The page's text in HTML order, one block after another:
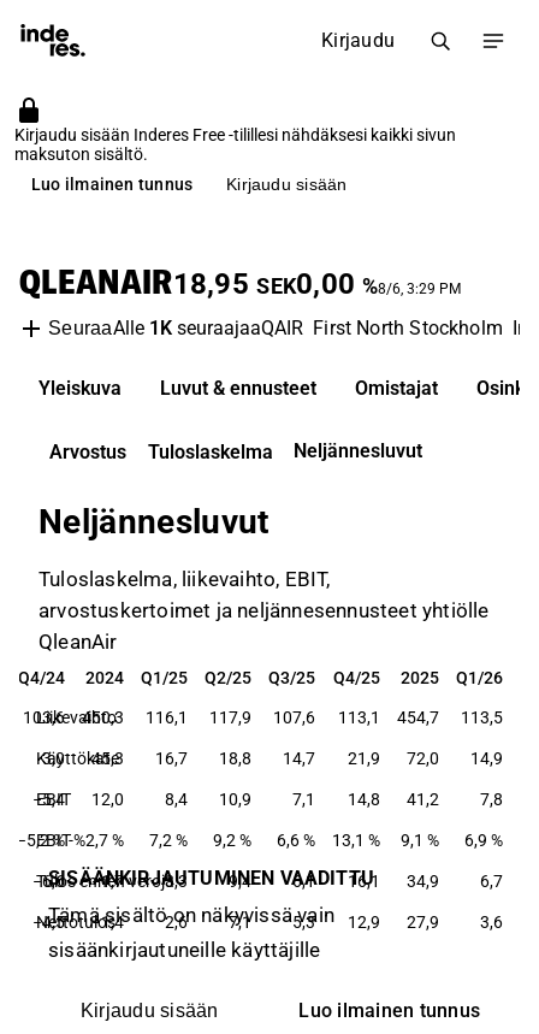
Kirjaudu
Kirjaudu sisään Inderes Free -tilillesi nähdäksesi kaikki sivun
maksuton sisältö.
Luo ilmainen tunnus
Kirjaudu sisään
QLEANAIR18,95 SEK0,00 %8/6, 3:29 PM
SeuraaAlle 1KseuraajaaQAIR First North Stockholm
Yleiskuva Luvut & ennusteet Omistajat Osinko
Arvostus Tuloslaskelma Neljännesluvut
Neljännesluvut
Tuloslaskelma, liikevaihto, EBIT,
arvostuskertoimet ja neljännesennusteet yhtiölle
QleanAir
Q4/24 2024 Q1/25 Q2/25 Q3/25 Q4/25 2025 Q1/26
Q4/24 2024 Q1/25 Q2/25 Q3/25 Q4/25 2025 Q1/26
Liikevaihto
103,6 450,3 116,1 117,9 107,6 113,1 454,7 113,5
Käyttökate
3,0 45,3 16,7 18,8 14,7 21,9 72,0 14,9
EBIT
−5,4 12,0 8,4 10,9 7,1 14,8 41,2 7,8
EBIT-%
−5,2 % 2,7 % 7,2 % 9,2 % 6,6 % 13,1 % 9,1 % 6,9 %
Tulos ennen veroja
−6,6 −1,7 3,3 9,4 6,1 16,1 34,9 6,7
Nettotulos
−4,5 −1,4 2,6 7,1 5,3 12,9 27,9 3,6
SISÄÄNKIRJAUTUMINEN VAADITTU
Tämä sisältö on näkyvissä vain
sisäänkirjautuneille käyttäjille
Kirjaudu sisään Luo ilmainen tunnus